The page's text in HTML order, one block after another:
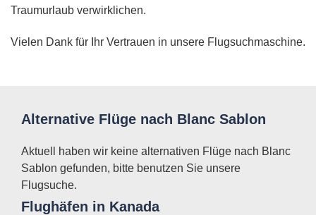
Traumurlaub verwirklichen.
Vielen Dank für Ihr Vertrauen in unsere Flugsuchmaschine.
Alternative Flüge nach Blanc Sablon
Aktuell haben wir keine alternativen Flüge nach Blanc
Sablon gefunden, bitte benutzen Sie unsere
Flugsuche.
Flughäfen in Kanada